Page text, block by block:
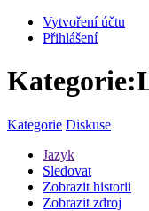
Vytvoření účtu
Přihlášení
Kategorie:
Kategorie Diskuse
Jazyk
Sledovat
Zobrazit historii
Zobrazit zdroj